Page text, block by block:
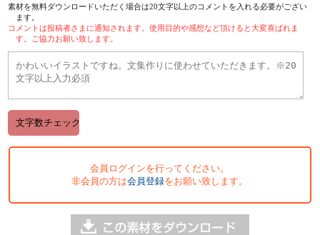
素材を無料ダウンロードいただく場合は20文字以上のコメントを入れる必要がござい
ます。
コメントは投稿者さまに通知されます。使用目的や感想など頂けると大変喜ばれま
す。ご協力お願い致します。
会員ログインを行ってください。
非会員の方は会員登録をお願い致します。